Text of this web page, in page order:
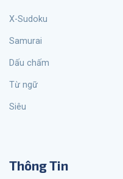
X-Sudoku
Samurai
Dấu chấm
từ ngữ
siêu
Thông Tin